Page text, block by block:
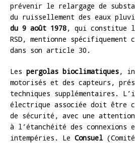
prévenir le relargage de
du ruissellement des eaux
du 9 août 1978, qui constitue la
RSD, mentionne spécifiquement
dans son article 30.
Les pergolas bioclimatiques,
motorisés et des capteurs,
techniques supplémentaires.
électrique associée doit être
de sécurité, avec une
à l’étanchéité des connexions
intempéries. Le Consuel